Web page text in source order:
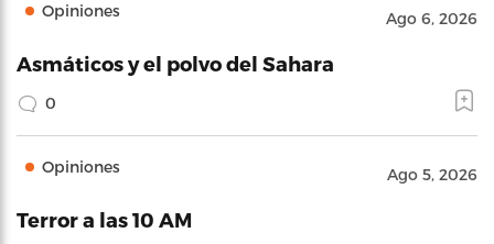
Opiniones Ago 6, 2026
Asmáticos y el polvo del Sahara
0
Opiniones Ago 5, 2026
Terror a las 10 AM